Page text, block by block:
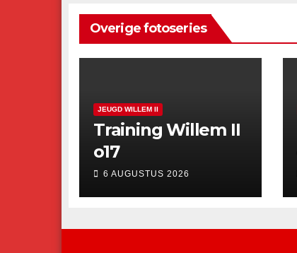
Overige fotoseries
JEUGD WILLEM II
Training Willem II
o17
6 AUGUSTUS 2026